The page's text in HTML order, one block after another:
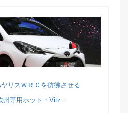
リスＷＲＣを彷彿させる
専用ホット・Vitz...